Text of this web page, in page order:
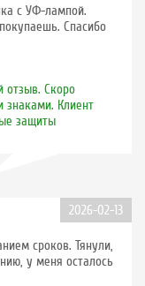
с УФ-лампой.
Спасибо
отзыв. Скоро
Клиент
защиты
2026-02-13
сроков. Тянули,
у меня осталось